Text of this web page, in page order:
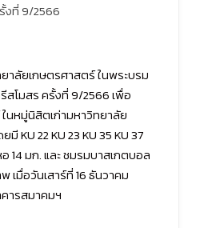
งที่ 9/2566
าลัยเกษตรศาสตร์ ในพระบรม
โมสร ครั้งที่ 9/2566 เพื่อ
นหมู่นิสิตเก่ามหาวิทยาลัย
KU 22 KU 23 KU 35 KU 37
14 มก. และ ชมรมบาสเกตบอล
เมื่อวันเสาร์ที่ 16 ธันวาคม
ารสมาคมฯ